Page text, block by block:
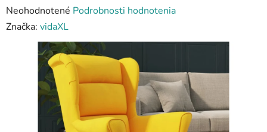
Priemerné
hodnotenie
produktu
Neohodnotené Podrobnosti hodnotenia
Značka: vidaXL